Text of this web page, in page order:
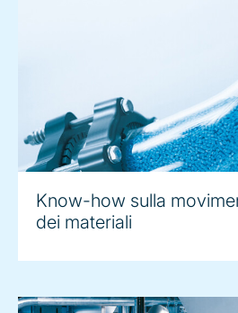
Know-how sulla
dei materiali